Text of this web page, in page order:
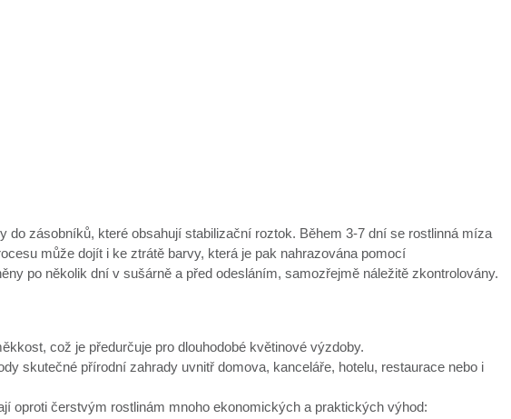
zásobníků, které obsahují stabilizační roztok. Během 3-7 dní se rostlinná míza
může dojít i ke ztrátě barvy, která je pak nahrazována pomocí
po několik dní v sušárně a před odesláním, samozřejmě náležitě zkontrolovány.
což je předurčuje pro dlouhodobé květinové výzdoby.
skutečné přírodní zahrady uvnitř domova, kanceláře, hotelu, restaurace nebo i
oproti čerstvým rostlinám mnoho ekonomických a praktických výhod: